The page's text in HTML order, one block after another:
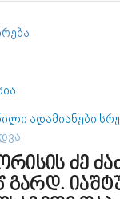
ადამიანები
ძე
გარდ.